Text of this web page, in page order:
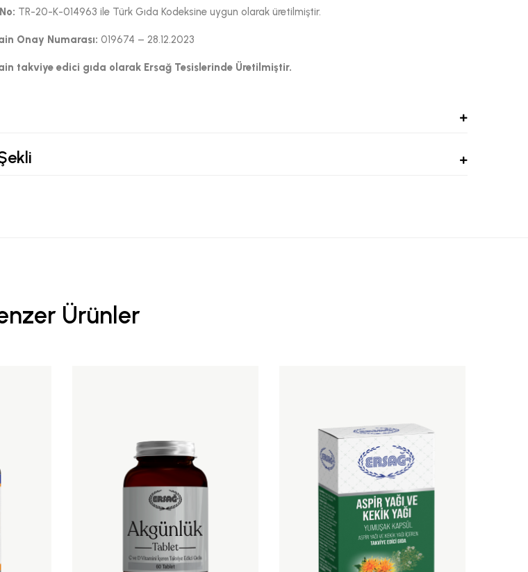
TR-20-K-014963 ile Türk Gıda Kodeksine uygun olarak üretilmiştir.
Onay Numarası: 019674 – 28.12.2023
takviye edici gıda olarak Ersağ Tesislerinde Üretilmiştir.
Ürünler